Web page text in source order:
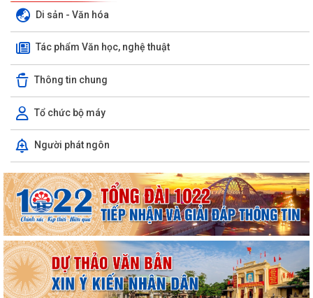
Di sản - Văn hóa
Tác phẩm Văn học, nghệ thuật
Thông tin chung
Tổ chức bộ máy
Người phát ngôn
bàn xã
Lãnh đạo xã Bình Giang kiểm tra tiến độ thi công các công trình trên
địa bàn
Về việc công khai danh mục thủ tục hành chính được sửa đổi, bổ sung,
thay thế, bị bãi bỏ thuộc...
Về việc công khai thủ tục hành chính ban hành mới, được sửa đổi, bổ
sung thuộc phạm vi chức năng...